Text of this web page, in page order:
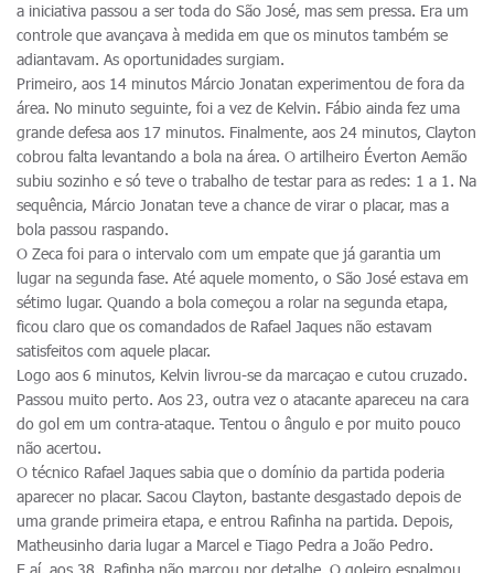
a iniciativa passou a ser toda do São José, mas sem pressa. Era um
controle que avançava à medida em que os minutos também se
adiantavam. As oportunidades surgiam.
Primeiro, aos 14 minutos Márcio Jonatan experimentou de fora da
área. No minuto seguinte, foi a vez de Kelvin. Fábio ainda fez uma
grande defesa aos 17 minutos. Finalmente, aos 24 minutos, Clayton
cobrou falta levantando a bola na área. O artilheiro Éverton Aemão
subiu sozinho e só teve o trabalho de testar para as redes: 1 a 1. Na
sequência, Márcio Jonatan teve a chance de virar o placar, mas a
bola passou raspando.
O Zeca foi para o intervalo com um empate que já garantia um
lugar na segunda fase. Até aquele momento, o São José estava em
sétimo lugar. Quando a bola começou a rolar na segunda etapa,
ficou claro que os comandados de Rafael Jaques não estavam
satisfeitos com aquele placar.
Logo aos 6 minutos, Kelvin livrou-se da marcaçao e cutou cruzado.
Passou muito perto. Aos 23, outra vez o atacante apareceu na cara
do gol em um contra-ataque. Tentou o ângulo e por muito pouco
não acertou.
O técnico Rafael Jaques sabia que o domínio da partida poderia
aparecer no placar. Sacou Clayton, bastante desgastado depois de
uma grande primeira etapa, e entrou Rafinha na partida. Depois,
Matheusinho daria lugar a Marcel e Tiago Pedra a João Pedro.
E aí, aos 38, Rafinha não marcou por detalhe. O goleiro espalmou